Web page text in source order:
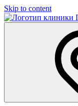
Skip to content